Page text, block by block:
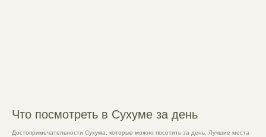
Что посмотреть в Сухуме за день
Достопримечательности Сухума, которые можно посетить за день. Лучшие места